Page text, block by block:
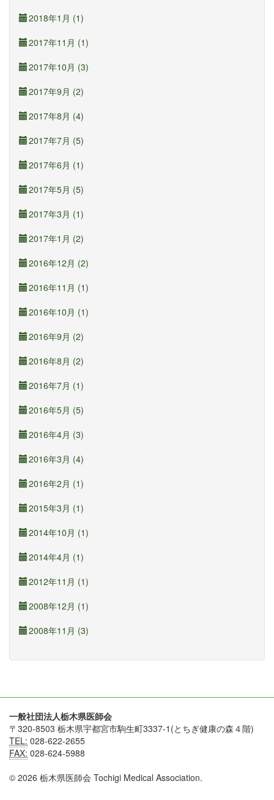
2018年1月 (1)
2017年11月 (1)
2017年10月 (3)
2017年9月 (2)
2017年8月 (4)
2017年7月 (5)
2017年6月 (1)
2017年5月 (5)
2017年3月 (1)
2017年1月 (2)
2016年12月 (2)
2016年11月 (1)
2016年10月 (1)
2016年9月 (2)
2016年8月 (2)
2016年7月 (1)
2016年5月 (5)
2016年4月 (3)
2016年3月 (4)
2016年2月 (1)
2015年3月 (1)
2014年10月 (1)
2014年4月 (1)
2012年11月 (1)
2008年12月 (1)
2008年11月 (3)
一般社団法人栃木県医師会
〒320-8503 栃木県宇都宮市駒生町3337-1(とちぎ健康の森４階)
TEL: 028-622-2655
FAX: 028-624-5988
© 2026 栃木県医師会 Tochigi Medical Association.